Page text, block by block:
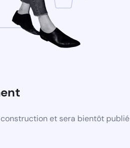
et sera bientôt publié